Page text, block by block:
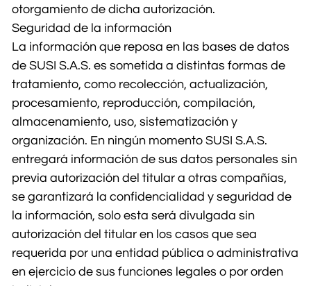
otorgamiento de dicha autorización.
Seguridad de la información
La información que reposa en las bases de datos
de SUSI S.A.S. es sometida a distintas formas de
tratamiento, como recolección, actualización,
procesamiento, reproducción, compilación,
almacenamiento, uso, sistematización y
organización. En ningún momento SUSI S.A.S.
entregará información de sus datos personales sin
previa autorización del titular a otras compañías,
se garantizará la confidencialidad y seguridad de
la información, solo esta será divulgada sin
autorización del titular en los casos que sea
requerida por una entidad pública o administrativa
en ejercicio de sus funciones legales o por orden